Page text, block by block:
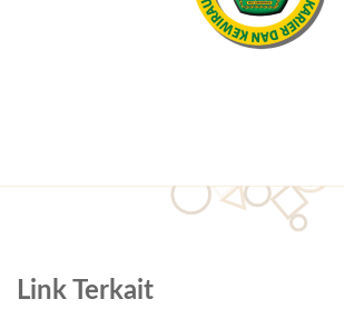
Link Terkait